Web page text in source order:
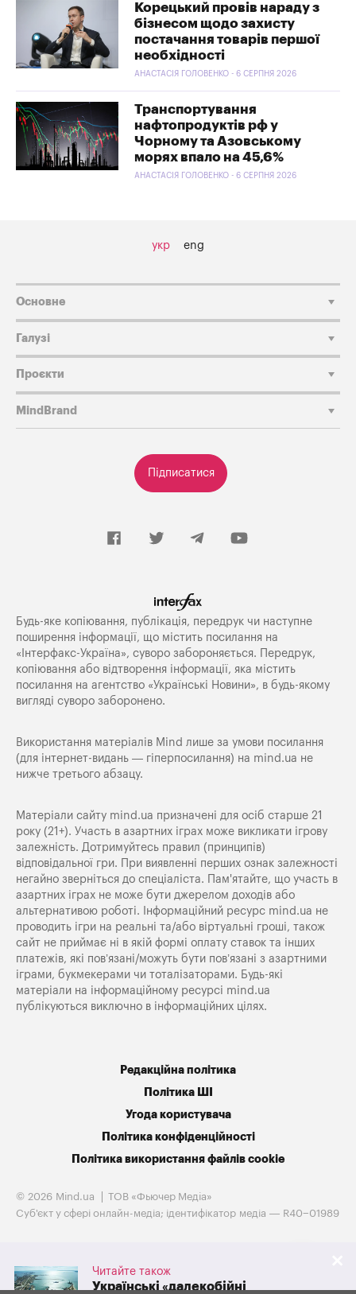
Корецький провів нараду з
бізнесом щодо захисту
постачання товарів першої
необхідності
АНАСТАСІЯ ГОЛОВЕНКО - 6 СЕРПНЯ 2026
Транспортування
нафтопродуктів рф у
Чорному та Азовському
морях впало на 45,6%
АНАСТАСІЯ ГОЛОВЕНКО - 6 СЕРПНЯ 2026
Читайте також
Українські «далекобійні
укр eng
Підписатися
Основне
Галузі
Проєкти
MindBrand
Будь-яке копiювання, публiкацiя, передрук чи наступне
поширення iнформацiї, що мiстить посилання на
«Iнтерфакс-Україна», суворо забороняється. Передрук,
копіювання або відтворення інформації, яка містить
посилання на агентство «Українські Новини», в будь-якому
вигляді суворо заборонено.
Використання матеріалів Mind лише за умови посилання
(для інтернет-видань — гіперпосилання) на mind.ua не
нижче третього абзацу.
Матеріали сайту mind.ua призначені для осіб старше 21
року (21+). Участь в азартних іграх може викликати ігрову
залежність. Дотримуйтесь правил (принципів)
відповідальної гри. При виявленні перших ознак залежності
негайно зверніться до спеціаліста. Пам'ятайте, що участь в
азартних іграх не може бути джерелом доходів або
альтернативою роботі. Інформаційний ресурс mind.ua не
проводить ігри на реальні та/або віртуальні гроші, також
сайт не приймає ні в якій формі оплату ставок та інших
платежів, які пов’язані/можуть бути пов’язані з азартними
іграми, букмекерами чи тоталізаторами. Будь-які
матеріали на інформаційному ресурсі mind.ua
публікуються виключно в інформаційних цілях.
Редакційна політика
Політика ШІ
Угода користувача
Політика конфіденційності
Політика використання файлів cookie
© 2026 Mind.ua
ТОВ «Фьючер Медiа»
Cуб'єкт у сфері онлайн-медіа; ідентифікатор медіа — R40−01989